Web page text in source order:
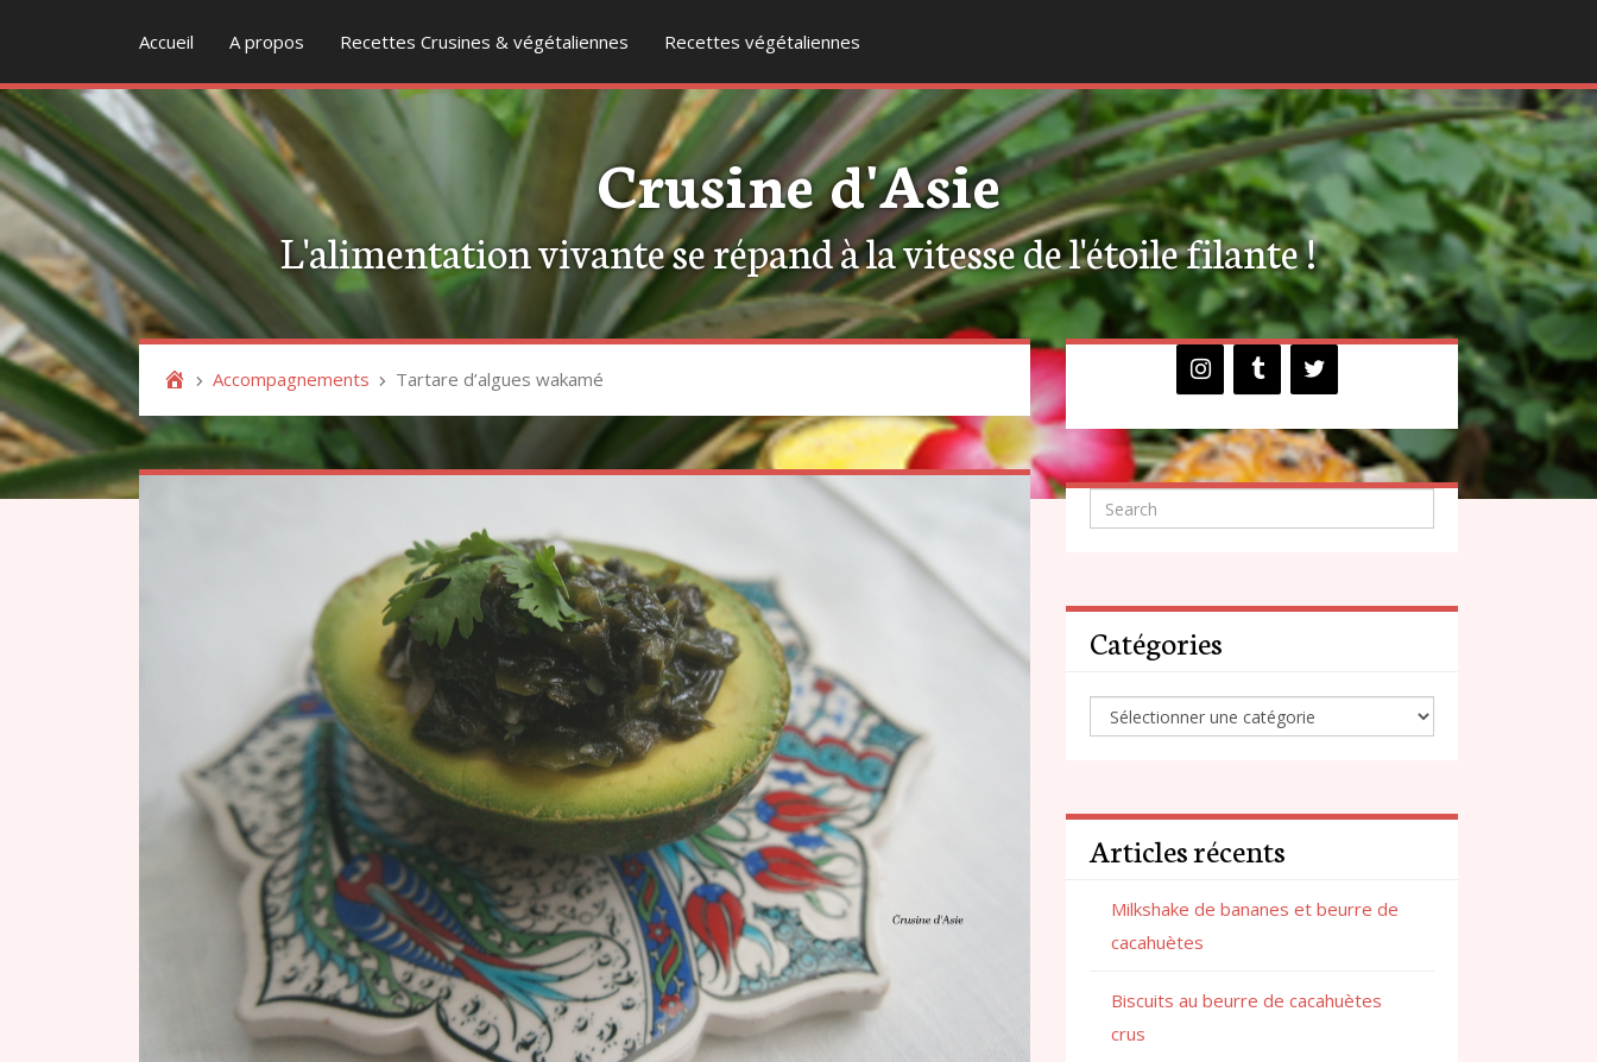
Accueil A propos Recettes Crusines & végétaliennes Recettes végétaliennes
Crusine d'Asie
L'alimentation vivante se répand à la vitesse de l'étoile filante !
Accompagnements Tartare d’algues wakamé
Catégories
Articles récents
Milkshake de bananes et beurre de
cacahuètes
Biscuits au beurre de cacahuètes
crus